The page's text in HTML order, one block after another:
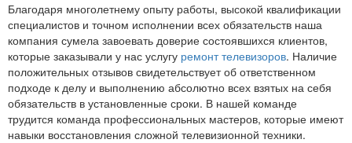
Благодаря многолетнему опыту работы, высокой квалификации
специалистов и точном исполнении всех обязательств наша
компания сумела завоевать доверие состоявшихся клиентов,
которые заказывали у нас услугу ремонт телевизоров. Наличие
положительных отзывов свидетельствует об ответственном
подходе к делу и выполнению абсолютно всех взятых на себя
обязательств в установленные сроки. В нашей команде
трудится команда профессиональных мастеров, которые имеют
навыки восстановления сложной телевизионной техники.